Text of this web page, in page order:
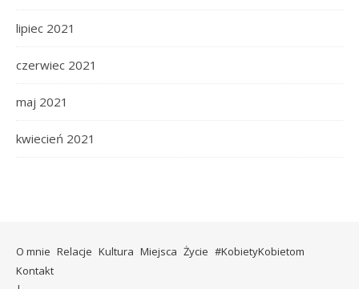
lipiec 2021
czerwiec 2021
maj 2021
kwiecień 2021
O mnie Relacje Kultura Miejsca Życie #KobietyKobietom
Kontakt